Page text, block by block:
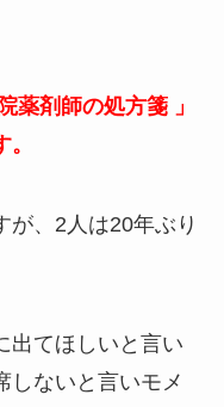
薬剤師の処方箋 」
が、2人は20年ぶり
出てほしいと言い
しないと言いモメ